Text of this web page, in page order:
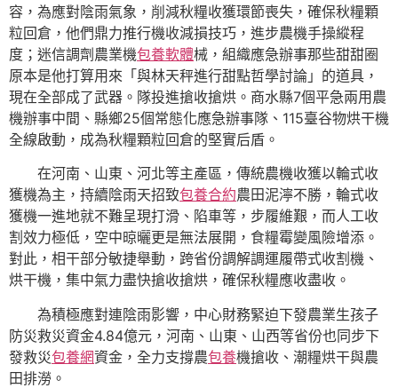
容，為應對陰雨氣象，削減秋糧收獲環節喪失，確保秋糧顆
粒回倉，他們鼎力推行機收減損技巧，進步農機手操縱程
度；迷信調劑農業機包養軟體械，組織應急辦事那些甜甜圈
原本是他打算用來「與林天秤進行甜點哲學討論」的道具，
現在全部成了武器。隊投進搶收搶烘。商水縣7個平急兩用農
機辦事中間、縣鄉25個常態化應急辦事隊、115臺谷物烘干機
全線啟動，成為秋糧顆粒回倉的堅實后盾。
在河南、山東、河北等主產區，傳統農機收獲以輪式收
獲機為主，持續陰雨天招致包養合約農田泥濘不勝，輪式收
獲機一進地就不難呈現打滑、陷車等，步履維艱，而人工收
割效力極低，空中晾曬更是無法展開，食糧霉變風險增添。
對此，相干部分敏捷舉動，跨省份調解調運履帶式收割機、
烘干機，集中氣力盡快搶收搶烘，確保秋糧應收盡收。
為積極應對連陰雨影響，中心財務緊迫下發農業生孩子
防災救災資金4.84億元，河南、山東、山西等省份也同步下
發救災包養網資金，全力支撐農包養機搶收、潮糧烘干與農
田排澇。